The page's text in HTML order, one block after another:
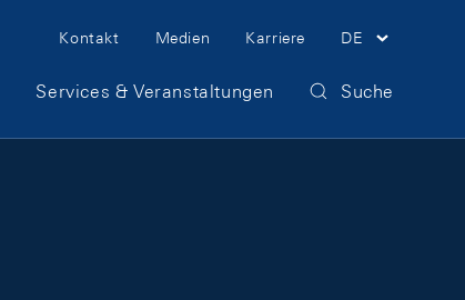
Meta Navigation
Kontakt Medien Karriere DE
Services & Veranstaltungen Suche